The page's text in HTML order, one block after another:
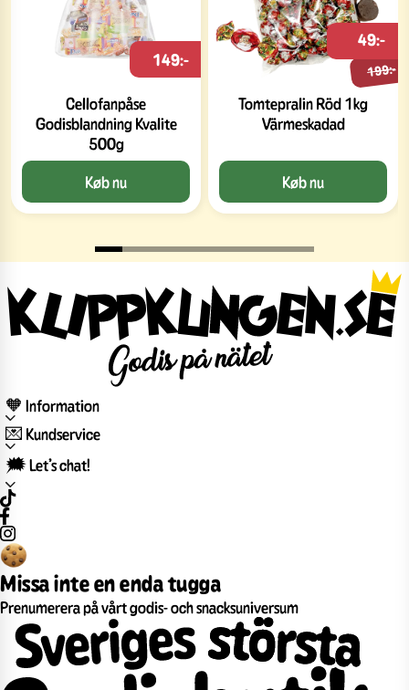
Cellofanpåse
Godisblandning Kvalite
500g
149:-
Køb nu
Tomtepralin Röd 1kg
Värmeskadad
199:-
49:-
Køb nu
🧡 Information
💌 Kundservice
🗯️ Let’s chat!
Missa inte en enda tugga
Prenumerera på vårt godis- och snacksuniversum